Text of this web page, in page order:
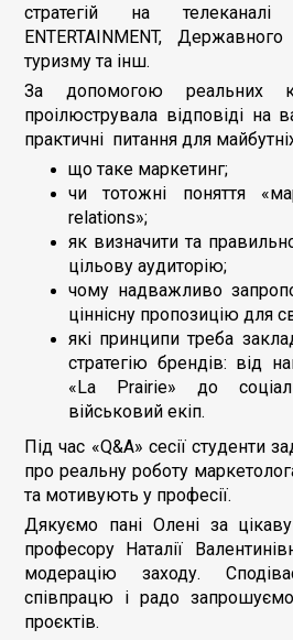
стратегій на
ENTERTAINMENT,
туризму та інш.
За допомогою реальних
проілюструвала відповіді на
практичні питання для
що таке маркетинг;
чи тотожні поняття
relations»;
як визначити та
цільову аудиторію;
чому надважливо
ціннісну пропозицію для
які принципи треба
стратегію брендів: від
«La Prairie» до
військовий екіп.
Під час «Q&A» сесії студенти
про реальну роботу
та мотивують у професії.
Дякуємо пані Олені за
професору Наталії
модерацію заходу.
співпрацю і радо
проєктів.